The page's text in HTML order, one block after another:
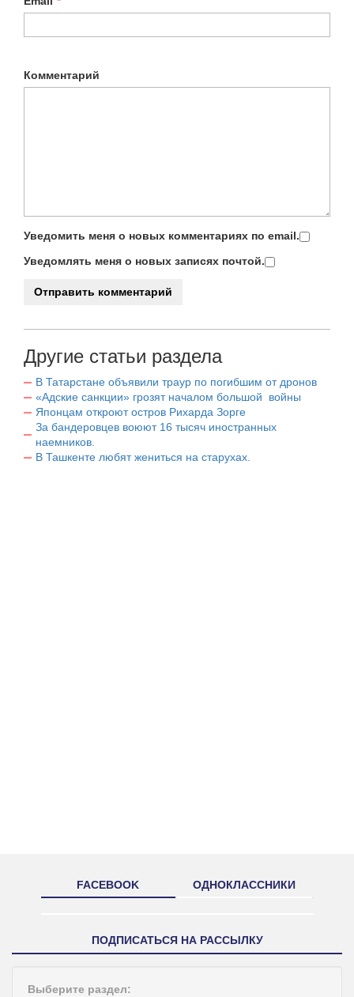
Комментарий
Уведомить меня о новых комментариях по email.
Уведомлять меня о новых записях почтой.
Другие статьи раздела
В Татарстане объявили траур по погибшим от дронов
«Адские санкции» грозят началом большой войны
Японцам откроют остров Рихарда Зорге
За бандеровцев воюют 16 тысяч иностранных
наемников.
В Ташкенте любят жениться на старухах.
FACEBOOK ОДНОКЛАССНИКИ
ПОДПИСАТЬСЯ НА РАССЫЛКУ
Выберите раздел: